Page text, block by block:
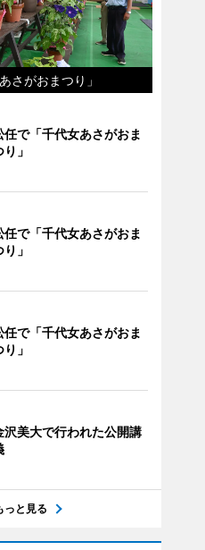
さがおまつり」
任で「千代女あさがおま
」
任で「千代女あさがおま
」
任で「千代女あさがおま
」
沢美大で行われた公開講
っと見る